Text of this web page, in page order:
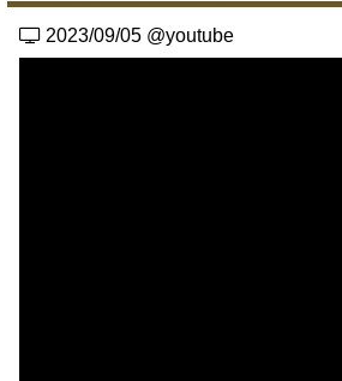
2023/09/05 @youtube